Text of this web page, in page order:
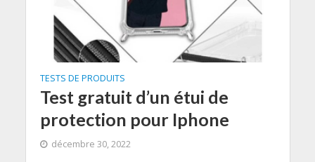
TESTS DE PRODUITS
Test gratuit d’un étui de
protection pour Iphone
décembre 30, 2022